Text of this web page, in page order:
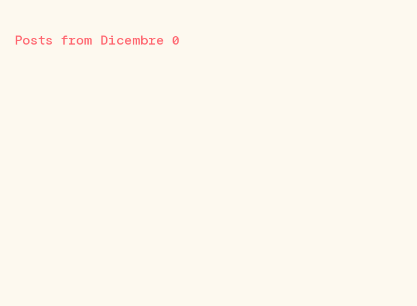
Posts from Dicembre 0